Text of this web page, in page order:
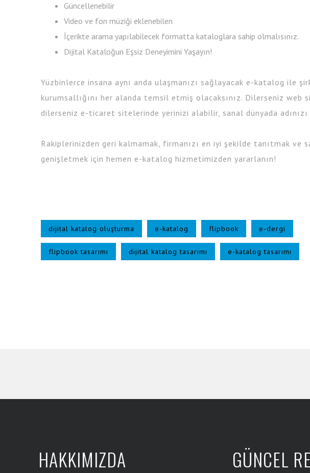
Güncellenebilir
Video ve fon müziği eklenebilen
İçerikte arama yapılabilecek formatta kataloglara sahip olmalısınız.
Dijital Kataloğun Eşsiz Deneyimini Yaşayın!
Yüzbinlerce insana aynı anda ulaşmanızı sağlayacak e-katalog ile
kurumsallığını her alanda temsil etmiş olacaksınız. Dilerseniz web
dilerseniz e-ticaret sitelerinde yerinizi alabilir, sanal dünyada
Rakiplerinizden geri kalmamak, firmanızı en iyi şekilde tanıtmak ve
genişletmek için hemen e-katalog hizmetimizden yararlanın!
dijital katalog oluşturma e-katalog flipbook e-dergi
flipbook tasarımı dijital katalog tasarımı e-katalog tasarımı
HAKKIMIZDA GÜNCEL